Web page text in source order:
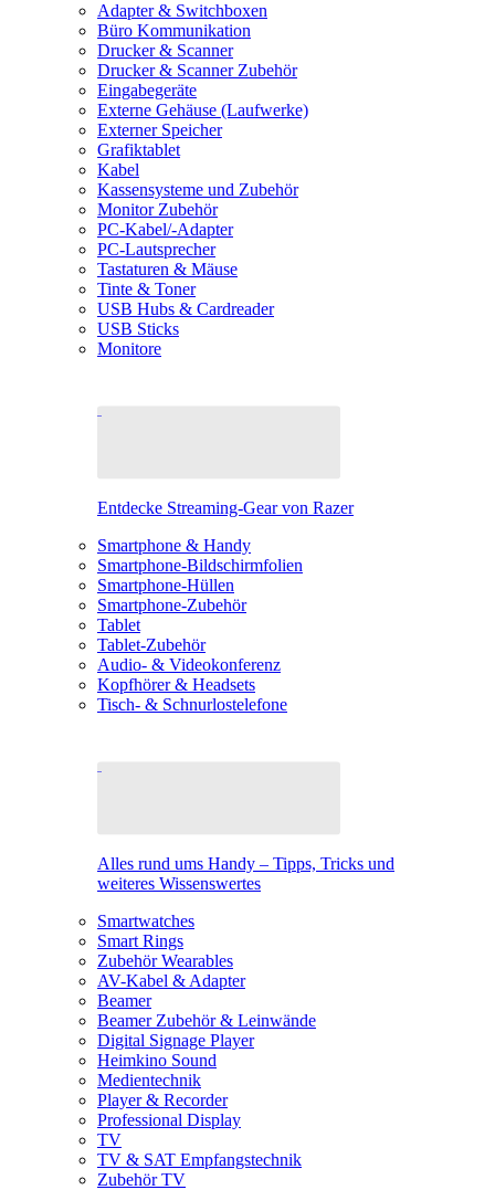
Adapter & Switchboxen
Büro Kommunikation
Drucker & Scanner
Drucker & Scanner Zubehör
Eingabegeräte
Externe Gehäuse (Laufwerke)
Externer Speicher
Grafiktablet
Kabel
Kassensysteme und Zubehör
Monitor Zubehör
PC-Kabel/-Adapter
PC-Lautsprecher
Tastaturen & Mäuse
Tinte & Toner
USB Hubs & Cardreader
USB Sticks
Monitore
Entdecke Streaming-Gear von Razer
Smartphone & Handy
Smartphone-Bildschirmfolien
Smartphone-Hüllen
Smartphone-Zubehör
Tablet
Tablet-Zubehör
Audio- & Videokonferenz
Kopfhörer & Headsets
Tisch- & Schnurlostelefone
Alles rund ums Handy – Tipps, Tricks und
weiteres Wissenswertes
Smartwatches
Smart Rings
Zubehör Wearables
AV-Kabel & Adapter
Beamer
Beamer Zubehör & Leinwände
Digital Signage Player
Heimkino Sound
Medientechnik
Player & Recorder
Professional Display
TV
TV & SAT Empfangstechnik
Zubehör TV